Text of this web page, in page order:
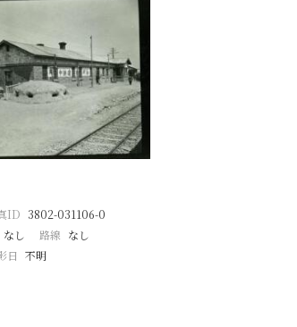
ID 3802-031106-0
なし 路線 なし
日 不明